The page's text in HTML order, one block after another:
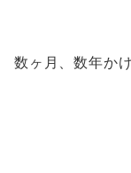
数ヶ月、数年か